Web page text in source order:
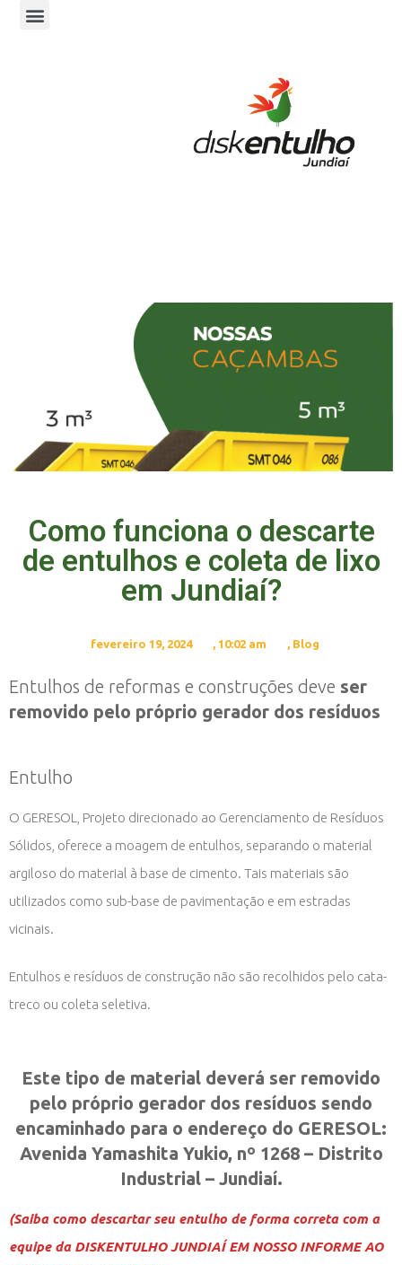
Como funciona o descarte
de entulhos e coleta de lixo
em Jundiaí?
fevereiro 19, 2024 10:02 am Blog
Entulhos de reformas e construções deve ser
removido pelo próprio gerador dos resíduos
Entulho
O GERESOL, Projeto direcionado ao Gerenciamento de Resíduos
Sólidos, oferece a moagem de entulhos, separando o material
argiloso do material à base de cimento. Tais materiais são
utilizados como sub-base de pavimentação e em estradas
vicinais.
Entulhos e resíduos de construção não são recolhidos pelo cata-
treco ou coleta seletiva.
Este tipo de material deverá ser removido
pelo próprio gerador dos resíduos sendo
encaminhado para o endereço do GERESOL:
Avenida Yamashita Yukio, nº 1268 – Distrito
Industrial – Jundiaí.
(Saiba como descartar seu entulho de forma correta com a
equipe da DISKENTULHO JUNDIAÍ EM NOSSO INFORME AO